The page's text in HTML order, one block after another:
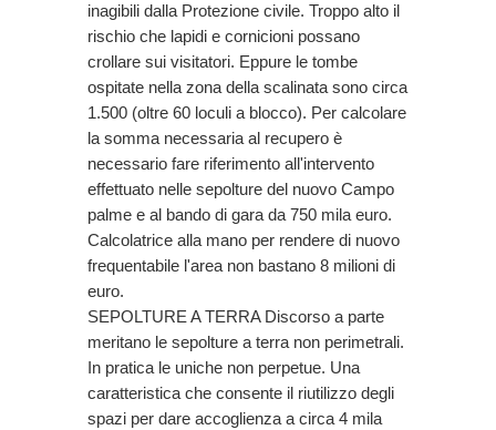
inagibili dalla Protezione civile. Troppo alto il
rischio che lapidi e cornicioni possano
crollare sui visitatori. Eppure le tombe
ospitate nella zona della scalinata sono circa
1.500 (oltre 60 loculi a blocco). Per calcolare
la somma necessaria al recupero è
necessario fare riferimento all'intervento
effettuato nelle sepolture del nuovo Campo
palme e al bando di gara da 750 mila euro.
Calcolatrice alla mano per rendere di nuovo
frequentabile l'area non bastano 8 milioni di
euro.
SEPOLTURE A TERRA Discorso a parte
meritano le sepolture a terra non perimetrali.
In pratica le uniche non perpetue. Una
caratteristica che consente il riutilizzo degli
spazi per dare accoglienza a circa 4 mila